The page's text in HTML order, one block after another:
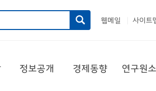
웹메일 사이트
정보공개 경제동향 연구원